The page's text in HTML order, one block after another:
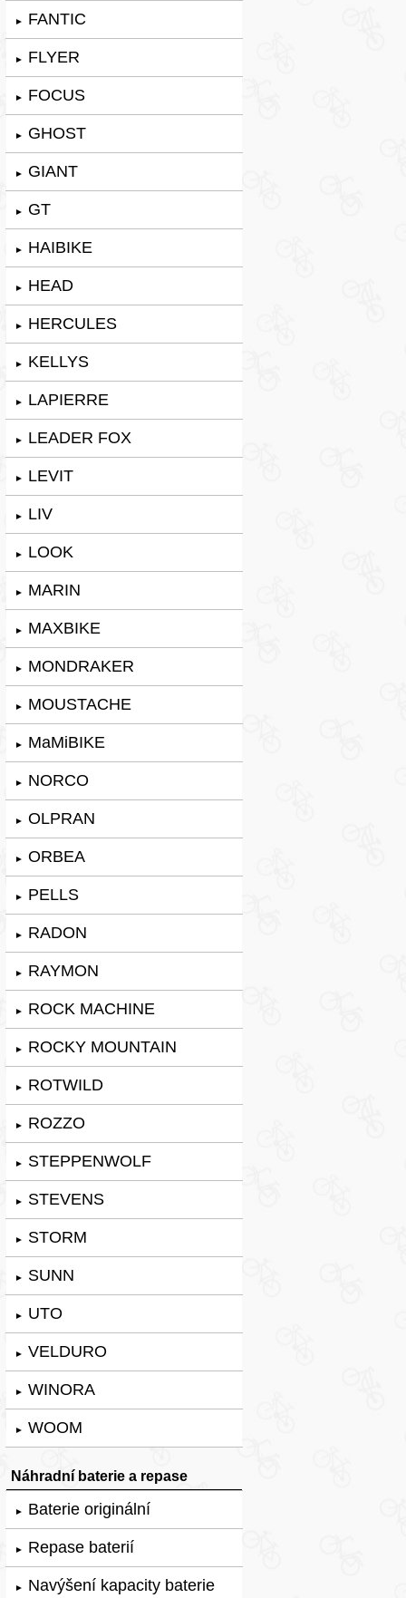
► FANTIC
► FLYER
► FOCUS
► GHOST
► GIANT
► GT
► HAIBIKE
► HEAD
► HERCULES
► KELLYS
► LAPIERRE
► LEADER FOX
► LEVIT
► LIV
► LOOK
► MARIN
► MAXBIKE
► MONDRAKER
► MOUSTACHE
► MaMiBIKE
► NORCO
► OLPRAN
► ORBEA
► PELLS
► RADON
► RAYMON
► ROCK MACHINE
► ROCKY MOUNTAIN
► ROTWILD
► ROZZO
► STEPPENWOLF
► STEVENS
► STORM
► SUNN
► UTO
► VELDURO
► WINORA
► WOOM
Náhradní baterie a repase
► Baterie originální
► Repase baterií
► Navýšení kapacity baterie